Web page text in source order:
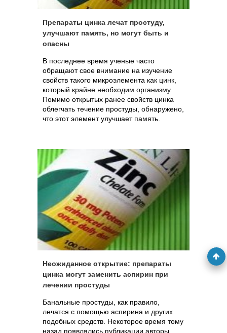
Препараты цинка лечат простуду,
улучшают память, но могут быть и
опасны
В последнее время ученые часто
обращают свое внимание на изучение
свойств такого микроэлемента как цинк,
который крайне необходим организму.
Помимо открытых ранее свойств цинка
облегчать течение простуды, обнаружено,
что этот элемент улучшает память.
Неожиданное открытие: препараты
цинка могут заменить аспирин при
лечении простуды
Банальные простуды, как правило,
лечатся с помощью аспирина и других
подобных средств. Некоторое время тому
назад появлялись публикации авторы